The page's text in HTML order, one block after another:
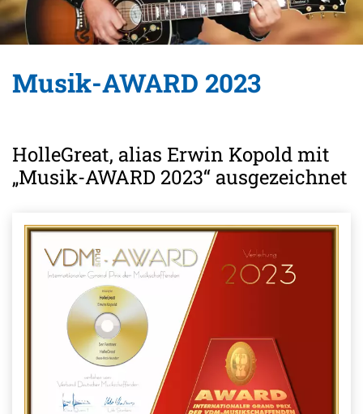
Musik-AWARD 2023
HolleGreat, alias Erwin Kopold mit
„Musik-AWARD 2023“ ausgezeichnet